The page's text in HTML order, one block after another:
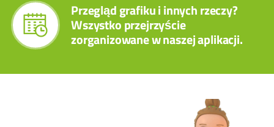
Przegląd grafiku i innych rzeczy?
Wszystko przejrzyście
zorganizowane w naszej aplikacji.